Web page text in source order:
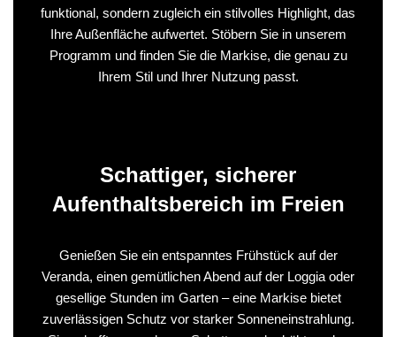
funktional, sondern zugleich ein stilvolles Highlight, das
Ihre Außenfläche aufwertet. Stöbern Sie in unserem
Programm und finden Sie die Markise, die genau zu
Ihrem Stil und Ihrer Nutzung passt.
Schattiger, sicherer
Aufenthaltsbereich im Freien
Genießen Sie ein entspanntes Frühstück auf der
Veranda, einen gemütlichen Abend auf der Loggia oder
gesellige Stunden im Garten – eine Markise bietet
zuverlässigen Schutz vor starker Sonneneinstrahlung.